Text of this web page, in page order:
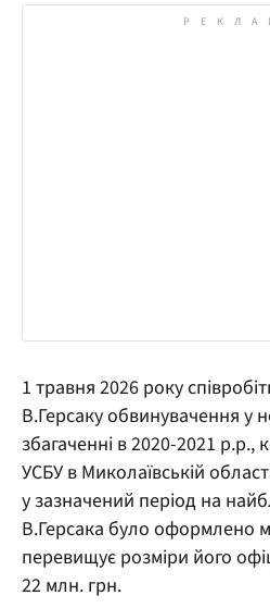
1 травня 2026 року
В.Герсаку обвинувачення у
збагаченні в 2020-2021
УСБУ в Миколаївській
у зазначений період на
В.Герсака було оформлено
перевищує розміри його
22 млн. грн.